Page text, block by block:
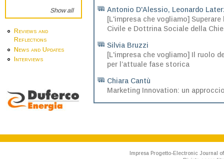
Show all
Reviews and
Reflections
News and Updates
Interviews
Antonio D'Alessio, Leonardo
[L'impresa che vogliamo]
Civile e Dottrina Sociale della
Silvia Bruzzi
[L'impresa che vogliamo] Il ruolo
per l’attuale fase storica
Chiara Cantù
Marketing Innovation: un
Impresa Progetto-Electronic Journal